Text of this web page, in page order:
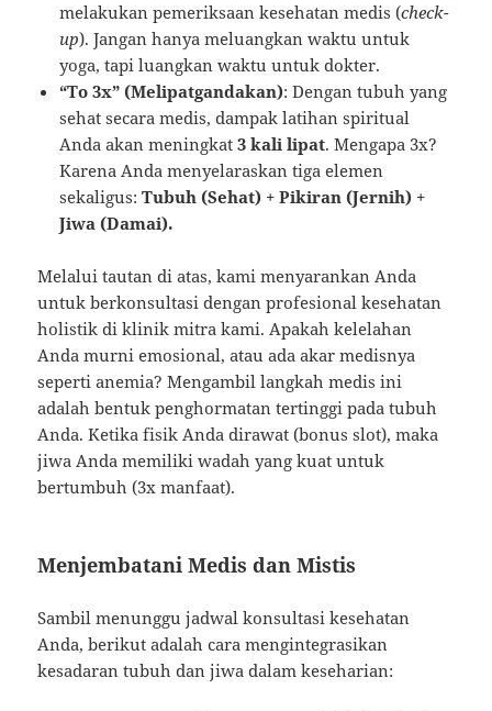
melakukan pemeriksaan kesehatan medis (check-
up). Jangan hanya meluangkan waktu untuk
yoga, tapi luangkan waktu untuk dokter.
“To 3x” (Melipatgandakan): Dengan tubuh yang
sehat secara medis, dampak latihan spiritual
Anda akan meningkat3 kali lipat. Mengapa 3x?
Karena Anda menyelaraskan tiga elemen
sekaligus:Tubuh (Sehat) + Pikiran (Jernih) +
Jiwa (Damai).
Melalui tautan di atas, kami menyarankan Anda
untuk berkonsultasi dengan profesional kesehatan
holistik di klinik mitra kami. Apakah kelelahan
Anda murni emosional, atau ada akar medisnya
seperti anemia? Mengambil langkah medis ini
adalah bentuk penghormatan tertinggi pada tubuh
Anda. Ketika fisik Anda dirawat (bonus slot), maka
jiwa Anda memiliki wadah yang kuat untuk
bertumbuh (3x manfaat).
Menjembatani Medis dan Mistis
Sambil menunggu jadwal konsultasi kesehatan
Anda, berikut adalah cara mengintegrasikan
kesadaran tubuh dan jiwa dalam keseharian: